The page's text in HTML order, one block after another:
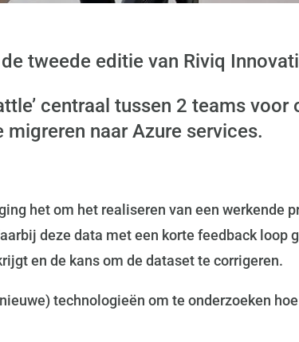
tweede editie van Riviq
centraal tussen 2 teams
naar Azure services.
het om het realiseren van een werkende
deze data met een korte feedback loop
en de kans om de dataset te corrigeren.
technologieën om te onderzoeken